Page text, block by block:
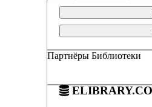
Партнёры Библиотеки